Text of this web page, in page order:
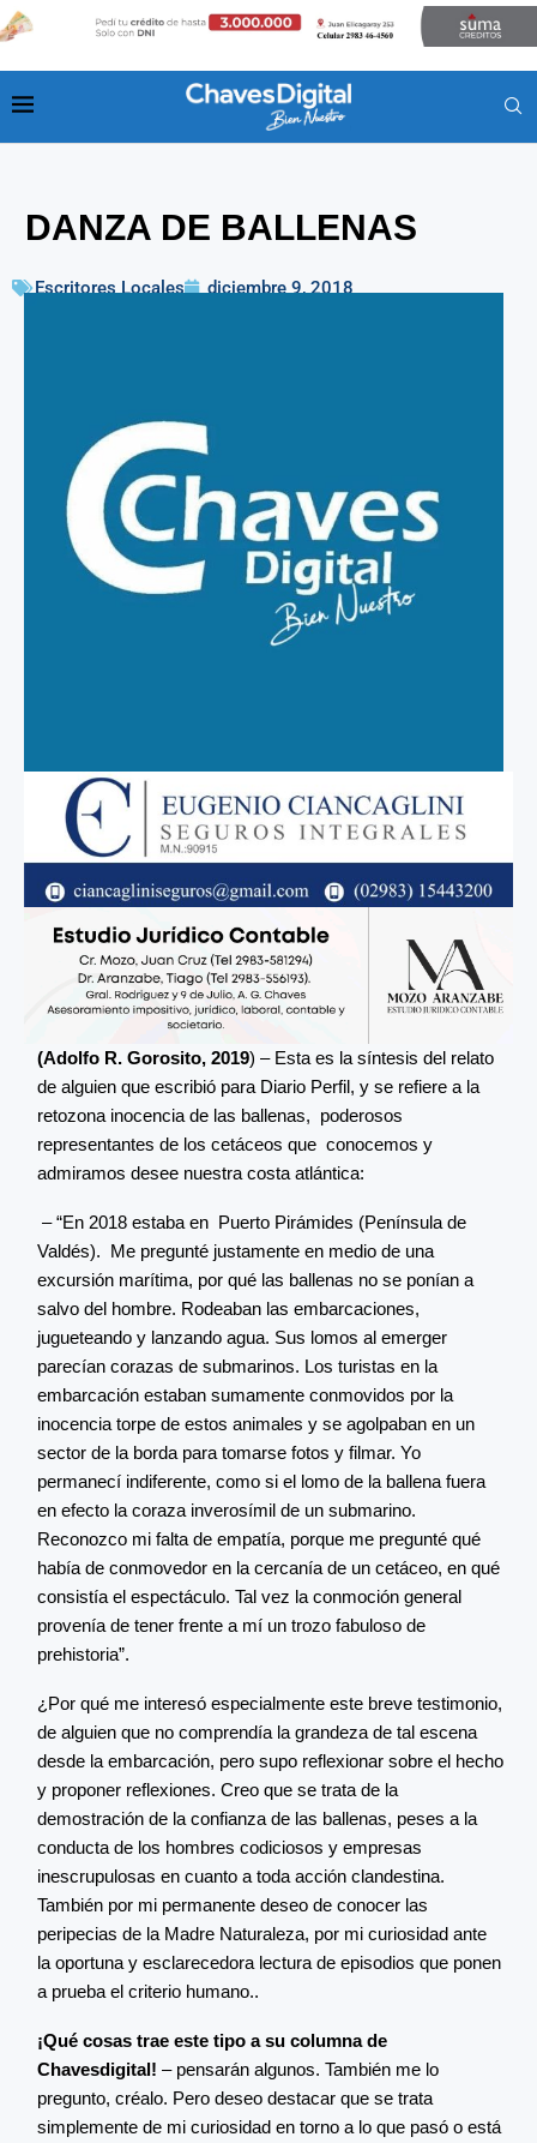
DANZA DE BALLENAS
Escritores Locales diciembre 9, 2018
(Adolfo R. Gorosito, 2019) – Esta es la síntesis del relato
de alguien que escribió para Diario Perfil, y se refiere a la
retozona inocencia de las ballenas, poderosos
representantes de los cetáceos que conocemos y
admiramos desee nuestra costa atlántica:
– “En 2018 estaba en Puerto Pirámides (Península de
Valdés). Me pregunté justamente en medio de una
excursión marítima, por qué las ballenas no se ponían a
salvo del hombre. Rodeaban las embarcaciones,
jugueteando y lanzando agua. Sus lomos al emerger
parecían corazas de submarinos. Los turistas en la
embarcación estaban sumamente conmovidos por la
inocencia torpe de estos animales y se agolpaban en un
sector de la borda para tomarse fotos y filmar. Yo
permanecí indiferente, como si el lomo de la ballena fuera
en efecto la coraza inverosímil de un submarino.
Reconozco mi falta de empatía, porque me pregunté qué
había de conmovedor en la cercanía de un cetáceo, en qué
consistía el espectáculo. Tal vez la conmoción general
provenía de tener frente a mí un trozo fabuloso de
prehistoria”.
¿Por qué me interesó especialmente este breve testimonio,
de alguien que no comprendía la grandeza de tal escena
desde la embarcación, pero supo reflexionar sobre el hecho
y proponer reflexiones. Creo que se trata de la
demostración de la confianza de las ballenas, peses a la
conducta de los hombres codiciosos y empresas
inescrupulosas en cuanto a toda acción clandestina.
También por mi permanente deseo de conocer las
peripecias de la Madre Naturaleza, por mi curiosidad ante
la oportuna y esclarecedora lectura de episodios que ponen
a prueba el criterio humano..
¡Qué cosas trae este tipo a su columna de
Chavesdigital! – pensarán algunos. También me lo
pregunto, créalo. Pero deseo destacar que se trata
simplemente de mi curiosidad en torno a lo que pasó o está